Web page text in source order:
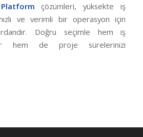
çözümleri, yüksekte iş
ve verimli bir operasyon için
Doğru seçimle hem iş
hem de proje sürelerinizi